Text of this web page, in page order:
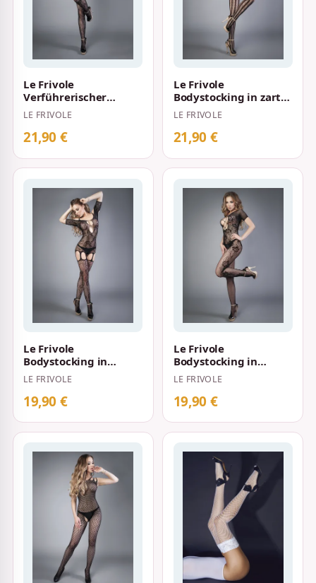
Le Frivole
Verführerischer
Bodystocking Schwarz
LE FRIVOLE
21,90 €
Le Frivole
Bodystocking in zarter
Netzoptik Schwarz
LE FRIVOLE
21,90 €
Le Frivole
Bodystocking in
Netzoptik mit
Rosenmustern
Schwarz
LE FRIVOLE
19,90 €
Le Frivole
Bodystocking in
schwarzer Netzoptik
mit floralen Mustern
LE FRIVOLE
19,90 €